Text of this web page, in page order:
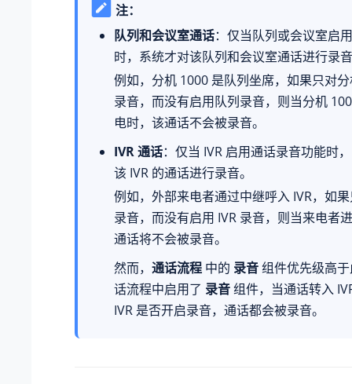
注：
队列和会议室通话：仅当队列或会议室启
时，系统才对该队列和会议室通话进行录
例如，分机 1000 是队列坐席，如果只对
录音，而没有启用队列录音，则当分机
电时，该通话不会被录音。
IVR 通话：仅当 IVR 启用通话录音功能时
该 IVR 的通话进行录音。
例如，外部来电者通过中继呼入 IVR，如
录音，而没有启用 IVR 录音，则当来电者
通话将不会被录音。
然而， 通话流程中的 录音组件优先级高
话流程中启用了 录音组件，当通话转入
IVR 是否开启录音，通话都会被录音。